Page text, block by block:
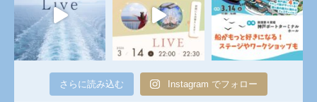
さらに読み込む Instagram でフォロー